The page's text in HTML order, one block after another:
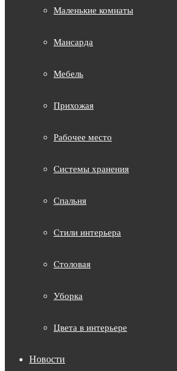
Маленькие комнаты
Мансарда
Мебель
Прихожая
Рабочее место
Системы хранения
Спальня
Стили интерьера
Столовая
Уборка
Цвета в интерьере
Новости